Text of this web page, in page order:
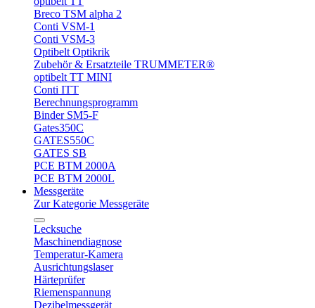
Breco TSM alpha 2
Conti VSM-1
Conti VSM-3
Optibelt Optikrik
Zubehör & Ersatzteile TRUMMETER®
optibelt TT MINI
Conti ITT
Berechnungsprogramm
Binder SM5-F
Gates350C
GATES550C
GATES SB
PCE BTM 2000A
PCE BTM 2000L
Messgeräte
Zur Kategorie Messgeräte
Lecksuche
Maschinendiagnose
Temperatur-Kamera
Ausrichtungslaser
Härteprüfer
Riemenspannung
Dezibelmessgerät